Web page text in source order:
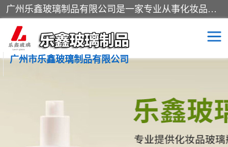
广州乐鑫玻璃制品有限公司是一家专业从事化妆品瓶子、化妆品玻璃瓶子、膏霜瓶、化妆品玻璃瓶等产品的集开发研制、生产、销售于一体的实业型玻璃制品生产企业。产品从设计、开模、试样、生产、蒙砂、抛光、喷涂、高低温单色及多色印刷，烫金（银）到交货实现一条龙服务。
广州市乐鑫玻璃制品有限公司
化妆品包装瓶 香水包装瓶
化妆品玻璃瓶